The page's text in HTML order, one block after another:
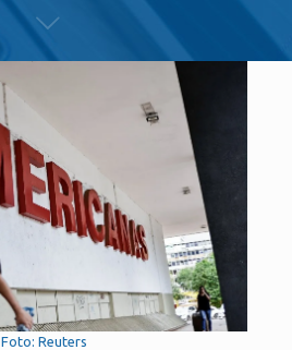
Foto: Reuters